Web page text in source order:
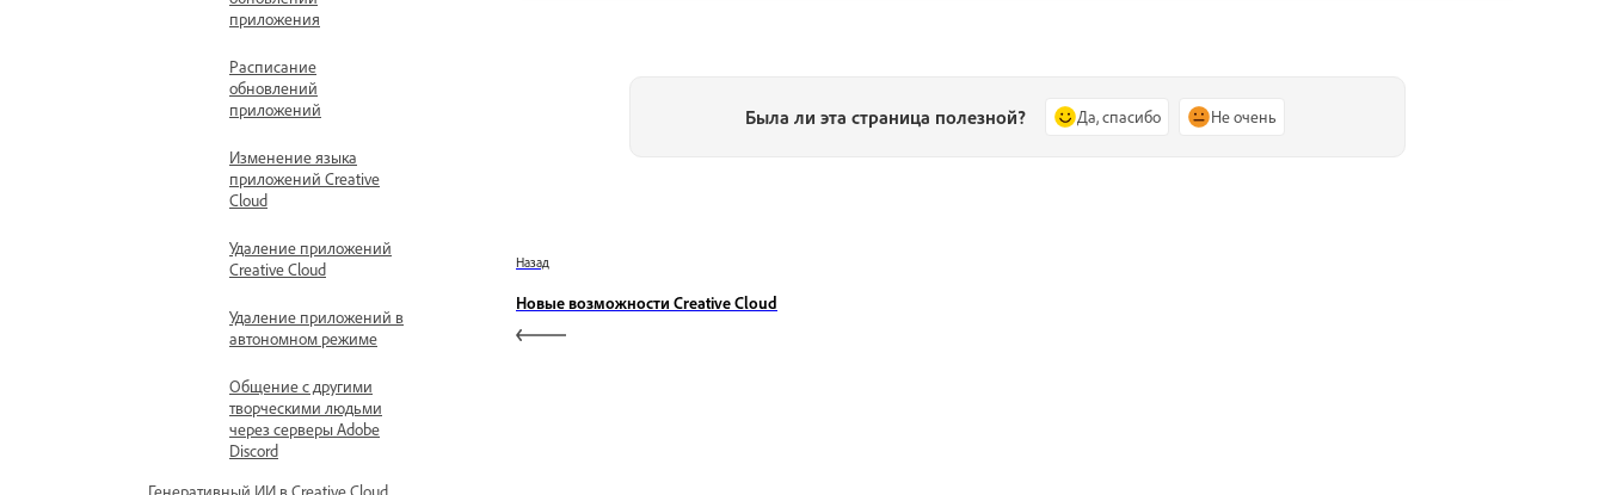
приложения
Расписание
обновлений
приложений
Изменение языка
приложений Creative
Cloud
Удаление приложений
Creative Cloud
Удаление приложений в
автономном режиме
Общение с другими
творческими людьми
через серверы Adobe
Discord
Генеративный ИИ в Creative Cloud
Была ли эта страница полезной? Да, спасибо Не очень
Назад
Новые возможности Creative Cloud